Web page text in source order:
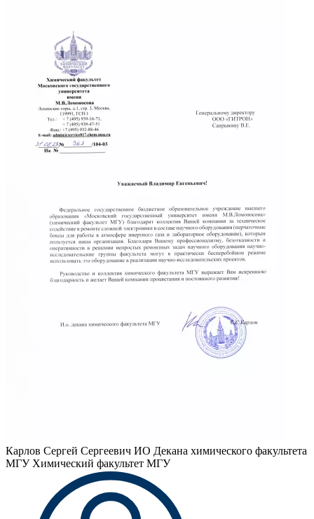
Карлов Сергей Сергеевич ИО Декана химического факультета
МГУ Химический факультет МГУ